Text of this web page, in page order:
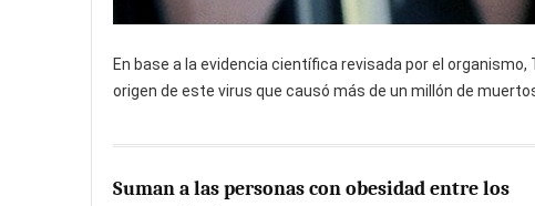
En base a la evidencia científica revisada por el
origen de este virus que causó más de un millón de
Suman a las personas con obesidad entre los